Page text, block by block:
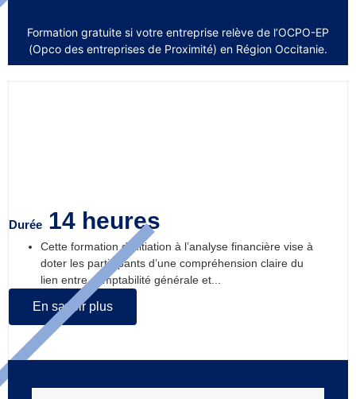
Formation gratuite si votre entreprise relève de l’OCPO-EP
(Opco des entreprises de Proximité) en Région Occitanie.
Durée 14 heures
Cette formation d’initiation à l’analyse financière vise à
doter les participants d’une compréhension claire du
lien entre comptabilité générale et...
En savoir plus